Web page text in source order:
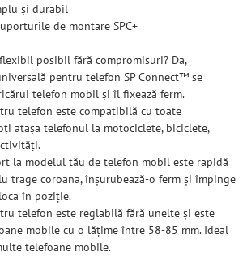
și durabil
de montare SPC+
posibil fără compromisuri? Da,
pentru telefon SP Connect™ se
telefon mobil și îl fixează ferm.
telefon este compatibilă cu toate
atașa telefonul la motociclete, biciclete,
la modelul tău de telefon mobil este rapidă
trage coroana, înșurubează-o ferm și împinge
în poziție.
telefon este reglabilă fără unelte și este
mobile cu o lățime între 58-85 mm. Ideal
telefoane mobile.